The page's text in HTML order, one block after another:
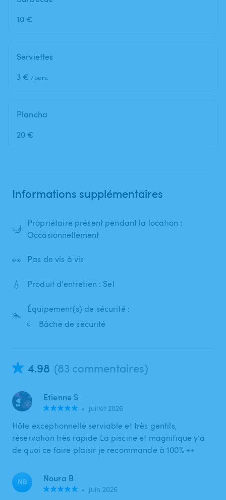
10 €
Serviettes
3 € /pers.
Plancha
20 €
Informations supplémentaires
🤿
Propriétaire présent pendant la location :
Occasionnellement
👀 Pas de vis à vis
💧 Produit d'entretien : Sel
🏊
Équipement(s) de sécurité :
Bâche de sécurité
4.98 (83 commentaires)
Etienne S
• juillet 2026
Hôte exceptionnelle serviable et très gentils,
réservation très rapide La piscine et magnifique y’a
de quoi ce faire plaisir je recommande à 100% ++
NB Noura B
• juin 2026